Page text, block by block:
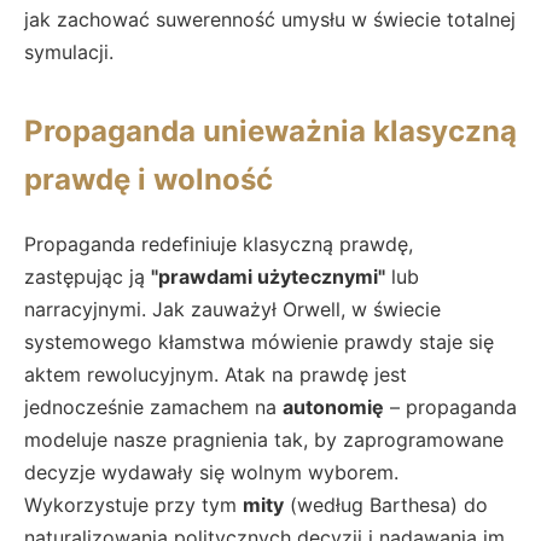
jak zachować suwerenność umysłu w świecie totalnej
symulacji.
Propaganda unieważnia klasyczną
prawdę i wolność
Propaganda redefiniuje klasyczną prawdę,
zastępując ją "prawdami użytecznymi" lub
narracyjnymi. Jak zauważył Orwell, w świecie
systemowego kłamstwa mówienie prawdy staje się
aktem rewolucyjnym. Atak na prawdę jest
jednocześnie zamachem na autonomię – propaganda
modeluje nasze pragnienia tak, by zaprogramowane
decyzje wydawały się wolnym wyborem.
Wykorzystuje przy tym mity (według Barthesa) do